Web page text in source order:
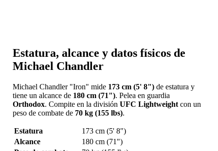
Estatura, alcance y datos físicos de
Michael Chandler
Michael Chandler "Iron" mide 173 cm (5' 8")de estatura y
tiene un alcance de 180 cm (71"). Pelea en guardia
Orthodox. Compite en la división UFC Lightweightcon un
peso de combate de 70 kg (155 lbs).
Estatura
173 cm (5' 8")
Alcance
180 cm (71")